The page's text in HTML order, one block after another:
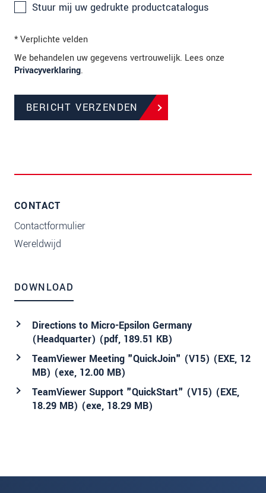
Stuur mij uw gedrukte productcatalogus
* Verplichte velden
We behandelen uw gegevens vertrouwelijk. Lees onze
Privacyverklaring.
BERICHT VERZENDEN
CONTACT
Contactformulier
Wereldwijd
DOWNLOAD
Directions to Micro-Epsilon Germany
(Headquarter) (pdf, 189.51 KB)
TeamViewer Meeting "QuickJoin" (V15) (EXE, 12
MB) (exe, 12.00 MB)
TeamViewer Support "QuickStart" (V15) (EXE,
18.29 MB) (exe, 18.29 MB)